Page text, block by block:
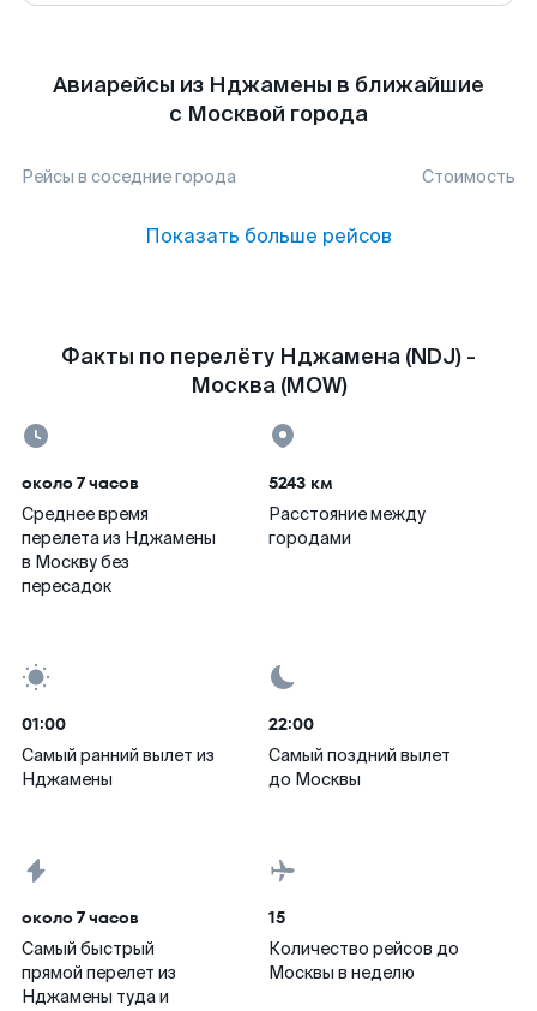
Авиарейсы из Нджамены в ближайшие
с Москвой города
Рейсы в соседние города Стоимость
Показать больше рейсов
Факты по перелёту Нджамена (NDJ) -
Москва (MOW)
около 7 часов
Среднее время
перелета из Нджамены
в Москву без
пересадок
5243 км
Расстояние между
городами
01:00
Самый ранний вылет из
Нджамены
22:00
Самый поздний вылет
до Москвы
около 7 часов
Самый быстрый
прямой перелет из
Нджамены туда и
15
Количество рейсов до
Москвы в неделю